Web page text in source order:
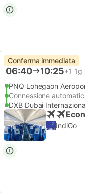
Conferma immediata
06:40 10:25+1 1g
PNQ Lohegaon
Connessione
DXB Dubai
IndiGo